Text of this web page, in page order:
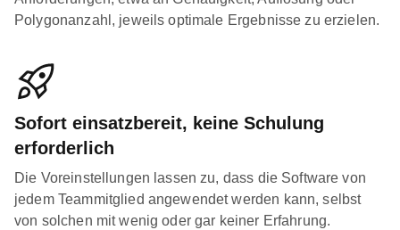
Polygonanzahl, jeweils optimale Ergebnisse zu erzielen.
Sofort einsatzbereit, keine Schulung
erforderlich
Die Voreinstellungen lassen zu, dass die Software von
jedem Teammitglied angewendet werden kann, selbst
von solchen mit wenig oder gar keiner Erfahrung.